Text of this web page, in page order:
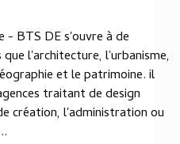
- BTS DE s'ouvre à de
l'architecture, l'urbanisme,
et le patrimoine. il
traitant de design
création, l'administration ou